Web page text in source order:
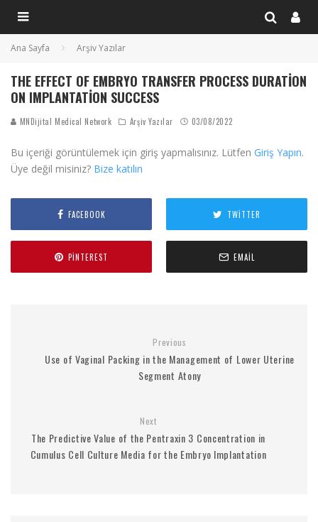
Ana Sayfa Arşiv Yazılar
THE EFFECT OF EMBRYO TRANSFER PROCESS DURATION
ON IMPLANTATION SUCCESS
MNDijital Medical Network Arşiv Yazılar 03/08/2022
Bu içeriği görüntülemek için giriş yapmalısınız. Lütfen Giriş Yapın.
Üye değil misiniz? Bize katılın
FACEBOOK TWITTER
PINTEREST EMAIL
Previous
Use of Vaginal Packing in the Management of Lower Uterine
Segment Atony
Next
The Predictive Value of the Pentraxin 3 Concentration in
Cumulus Cell Culture Media for the Embryo Implantation